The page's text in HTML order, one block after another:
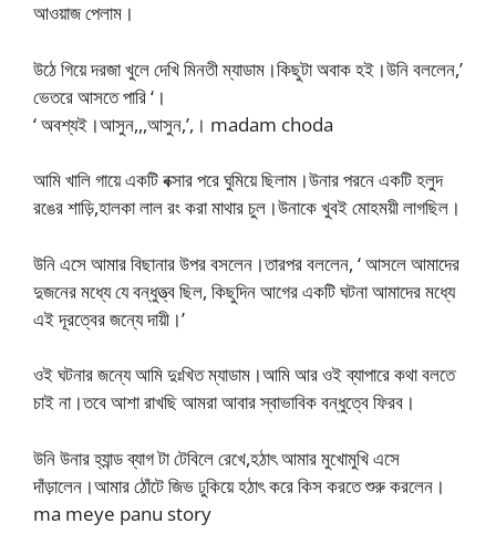
আওয়াজ পেলাম।
উঠে গিয়ে দরজা খুলে দেখি মিনতী ম্যাডাম।কিছুটা অবাক হই।উনি বললেন,’
ভেতরে আসতে পারি ‘।
‘ অবশ্যই।আসুন,,,আসুন,’,। madam choda
আমি খালি গায়ে একটি বক্সার পরে ঘুমিয়ে ছিলাম।উনার পরনে একটি হলুদ
রঙের শাড়ি,হালকা লাল রং করা মাথার চুল।উনাকে খুবই মোহময়ী লাগছিল।
উনি এসে আমার বিছানার উপর বসলেন।তারপর বললেন, ‘ আসলে আমাদের
দুজনের মধ্যে যে বন্ধুত্ত্ব ছিল, কিছুদিন আগের একটি ঘটনা আমাদের মধ্যে
এই দূরত্বের জন্যে দায়ী।’
ওই ঘটনার জন্যে আমি দুঃখিত ম্যাডাম।আমি আর ওই ব্যাপারে কথা বলতে
চাই না।তবে আশা রাখছি আমরা আবার স্বাভাবিক বন্ধুত্বে ফিরব।
উনি উনার হ্যান্ড ব্যাগ টা টেবিলে রেখে,হঠাৎ আমার মুখোমুখি এসে
দাঁড়ালেন।আমার ঠোঁটে জিভ ঢুকিয়ে হঠাৎ করে কিস করতে শুরু করলেন।
ma meye panu story